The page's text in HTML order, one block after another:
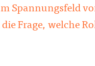
Spannungsfeld
Frage, welche